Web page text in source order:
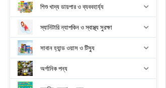
শিশু খাদ্য ডায়পার ও ব্যববহার্য্য
স্যানিটারি ন্যাপকিন ও স্বাস্থ্য সুরক্ষা
সাবান হ্যান্ড ওয়াস ও টিস্যু
অর্গানিক পন্য